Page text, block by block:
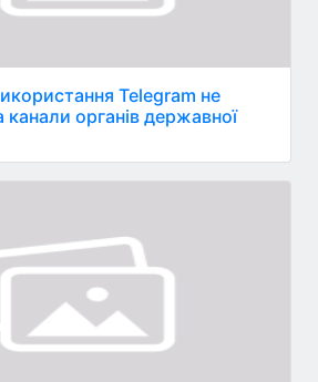
Telegram не
органів державної